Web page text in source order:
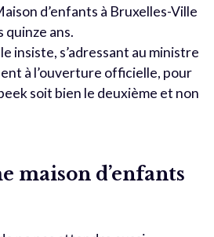
d’enfants à Bruxelles-Ville
quinze ans.
insiste, s’adressant au ministre
à l’ouverture officielle, pour
soit bien le deuxième et non
maison d’enfants